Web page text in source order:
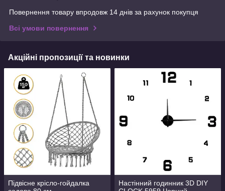
Повернення товару впродовж 14 днів за рахунок покупця
Всі умови повернення
Акційні пропозиції та новинки
Підвісне крісло-гойдалка
Настінний годинник 3D DIY